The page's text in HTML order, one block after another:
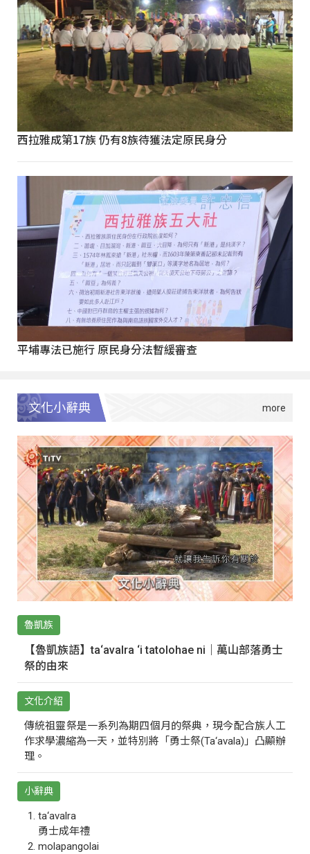
西拉雅成第17族 仍有8族待獲法定原民身分
平埔專法已施行 原民身分法暫緩審查
文化小辭典
魯凱族
【魯凱族語】ta‘avalra ‘i tatolohae ni｜萬山部落勇士
祭的由來
文化介紹
傳統祖靈祭是一系列為期四個月的祭典，現今配合族人工
作求學濃縮為一天，並特別將「勇士祭(Ta‘avala)」凸顯辦
理。
小辭典
ta‘avalra
勇士成年禮
molapangolai